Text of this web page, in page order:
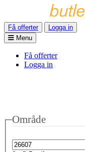
Få offerter
Logga in
Menu
Få offerter
Logga in
Område